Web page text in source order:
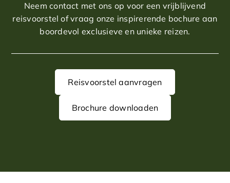
Neem contact met ons op voor een vrijblijvend
reisvoorstel of vraag onze inspirerende bochure aan
boordevol exclusieve en unieke reizen.
Reisvoorstel aanvragen
Brochure downloaden